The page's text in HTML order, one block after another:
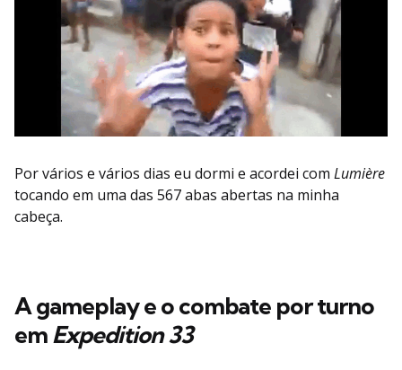
Por vários e vários dias eu dormi e acordei com Lumière
tocando em uma das 567 abas abertas na minha
cabeça.
A gameplay e o combate por turno
em Expedition 33